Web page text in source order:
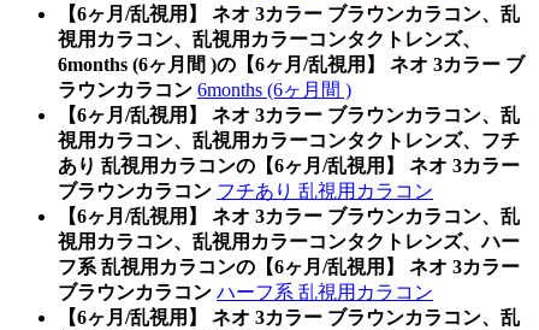
【6ヶ月/乱視用】 ネオ 3カラー ブラウンカラコン、乱
視用カラコン、乱視用カラーコンタクトレンズ、
6months (6ヶ月間 )の【6ヶ月/乱視用】 ネオ 3カラー ブ
ラウンカラコン 6months (6ヶ月間 )
【6ヶ月/乱視用】 ネオ 3カラー ブラウンカラコン、乱
視用カラコン、乱視用カラーコンタクトレンズ、フチ
あり 乱視用カラコンの【6ヶ月/乱視用】 ネオ 3カラー
ブラウンカラコン フチあり 乱視用カラコン
【6ヶ月/乱視用】 ネオ 3カラー ブラウンカラコン、乱
視用カラコン、乱視用カラーコンタクトレンズ、ハー
フ系 乱視用カラコンの【6ヶ月/乱視用】 ネオ 3カラー
ブラウンカラコン ハーフ系 乱視用カラコン
【6ヶ月/乱視用】 ネオ 3カラー ブラウンカラコン、乱